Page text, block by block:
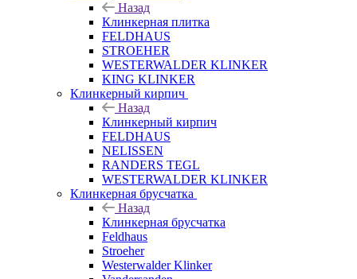
Назад
Клинкерная плитка
FELDHAUS
STROEHER
WESTERWALDER KLINKER
KING KLINKER
Клинкерный кирпич
Назад
Клинкерный кирпич
FELDHAUS
NELISSEN
RANDERS TEGL
WESTERWALDER KLINKER
Клинкерная брусчатка
Назад
Клинкерная брусчатка
Feldhaus
Stroeher
Westerwalder Klinker